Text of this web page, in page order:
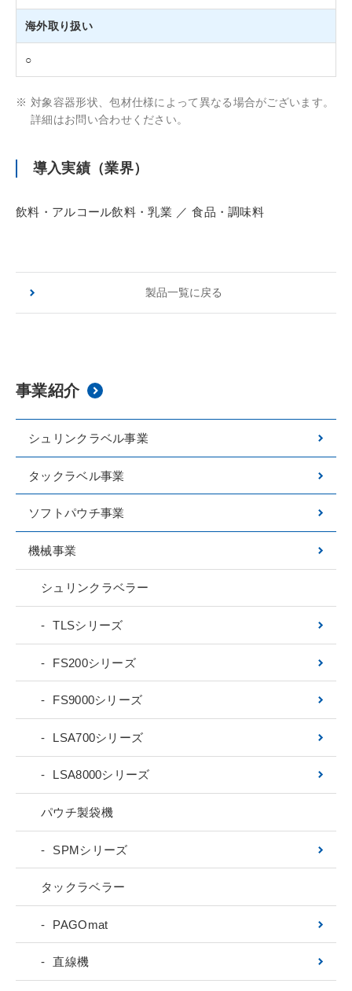
海外取り扱い
○
※ 対象容器形状、包材仕様によって異なる場合がございます。
詳細はお問い合わせください。
導入実績（業界）
飲料・アルコール飲料・乳業 食品・調味料
製品一覧に戻る
事業紹介
シュリンクラベル事業
タックラベル事業
ソフトパウチ事業
機械事業
シュリンクラベラー
TLSシリーズ
FS200シリーズ
FS9000シリーズ
LSA700シリーズ
LSA8000シリーズ
パウチ製袋機
SPMシリーズ
タックラベラー
PAGOmat
直線機